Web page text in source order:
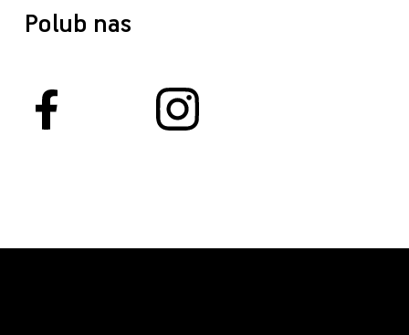
Polub nas